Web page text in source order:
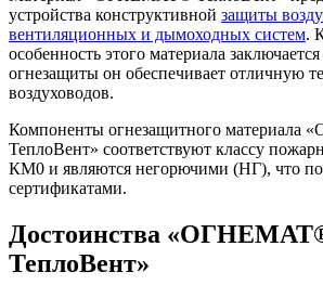
устройства конструктивной защиты
вентиляционных и дымоходных систем.
особенность этого материала
огнезащиты он обеспечивает отличную
воздуховодов.
Компоненты огнезащитного
ТеплоВент» соответствуют классу
КМ0 и являются негорючими (НГ), что
сертификатами.
Достоинства
ТеплоВент»